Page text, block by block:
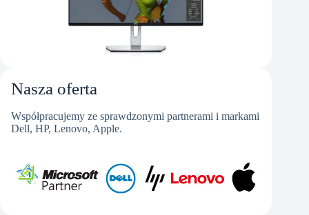
Nasza oferta
Współpracujemy ze sprawdzonymi partnerami i markami
Dell, HP, Lenovo, Apple.